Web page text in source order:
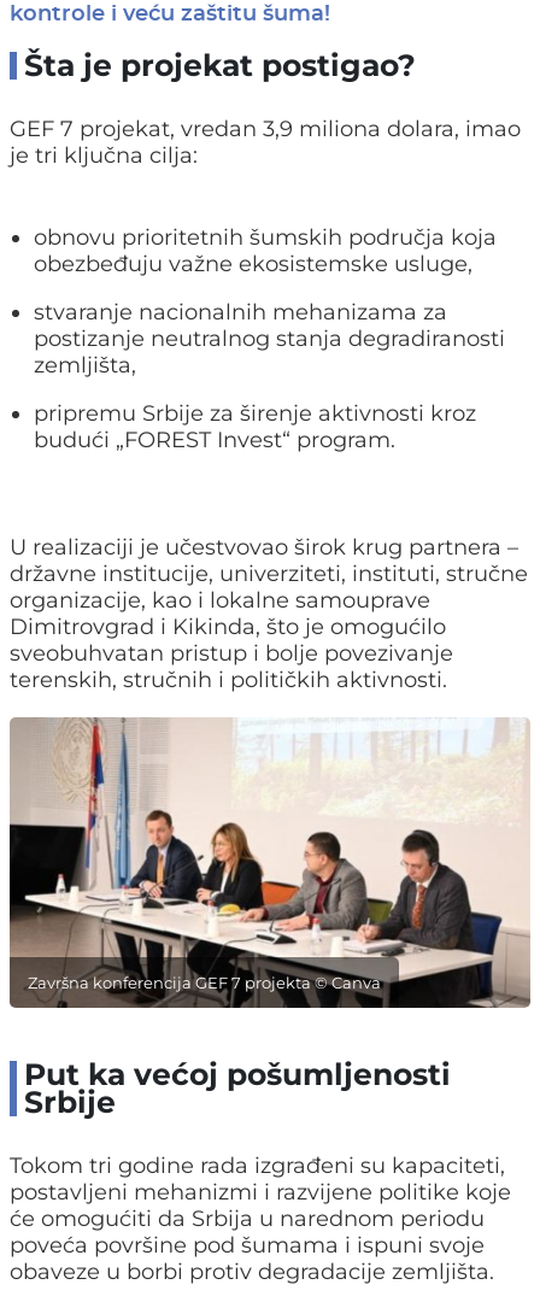
kontrole i veću zaštitu šuma!
Šta je projekat postigao?
GEF 7 projekat, vredan 3,9 miliona dolara, imao
je tri ključna cilja:
obnovu prioritetnih šumskih područja koja
obezbeđuju važne ekosistemske usluge,
stvaranje nacionalnih mehanizama za
postizanje neutralnog stanja degradiranosti
zemljišta,
pripremu Srbije za širenje aktivnosti kroz
budući „FOREST Invest“ program.
U realizaciji je učestvovao širok krug partnera –
državne institucije, univerziteti, instituti, stručne
organizacije, kao i lokalne samouprave
Dimitrovgrad i Kikinda, što je omogućilo
sveobuhvatan pristup i bolje povezivanje
terenskih, stručnih i političkih aktivnosti.
Završna konferencija GEF 7 projekta © Canva
Put ka većoj pošumljenosti
Srbije
Tokom tri godine rada izgrađeni su kapaciteti,
postavljeni mehanizmi i razvijene politike koje
će omogućiti da Srbija u narednom periodu
poveća površine pod šumama i ispuni svoje
obaveze u borbi protiv degradacije zemljišta.